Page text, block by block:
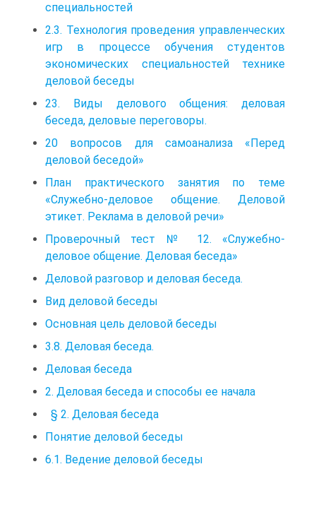
специальностей
2.3. Технология проведения управленческих
игр в процессе обучения студентов
экономических специальностей технике
деловой беседы
23. Виды делового общения: деловая
беседа, деловые переговоры.
20 вопросов для самоанализа «Перед
деловой беседой»
План практического занятия по теме
«Служебно-деловое общение. Деловой
этикет. Реклама в деловой речи»
Проверочный тест № 12. «Служебно-
деловое общение. Деловая беседа»
Деловой разговор и деловая беседа.
Вид деловой беседы
Основная цель деловой беседы
3.8. Деловая беседа.
Деловая беседа
2. Деловая беседа и способы ее начала
§ 2. Деловая беседа
Понятие деловой беседы
6.1. Ведение деловой беседы